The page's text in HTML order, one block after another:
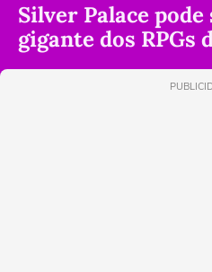
Silver Palace
gigante dos RPGs